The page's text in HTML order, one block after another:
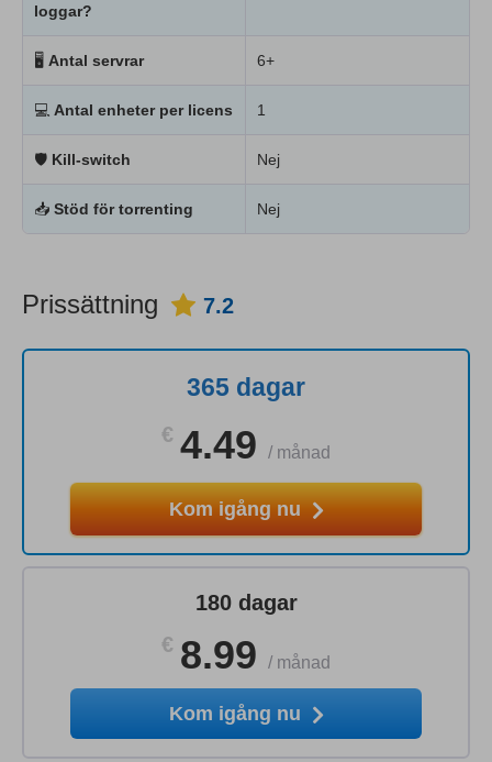
loggar?
🖥 Antal servrar 6+
💻 Antal enheter per licens 1
🛡 Kill-switch Nej
📥 Stöd för torrenting Nej
Prissättning 7.2
365 dagar
€ 4.49 / månad
Kom igång nu
180 dagar
€ 8.99 / månad
Kom igång nu